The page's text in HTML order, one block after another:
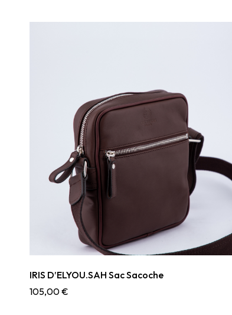
IRIS D’ELYOU.SAH Sac Sacoche
105,00€